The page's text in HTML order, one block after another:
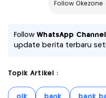
Follow
FollowWhatsApp
update berita terbaru
Topik Artikel :
ojk bank bank